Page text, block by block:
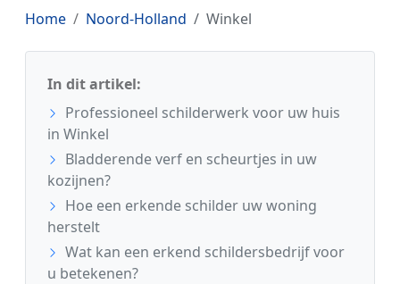
Home Noord-Holland Winkel
In dit artikel:
Professioneel schilderwerk voor uw huis
in Winkel
Bladderende verf en scheurtjes in uw
kozijnen?
Hoe een erkende schilder uw woning
herstelt
Wat kan een erkend schildersbedrijf voor
u betekenen?